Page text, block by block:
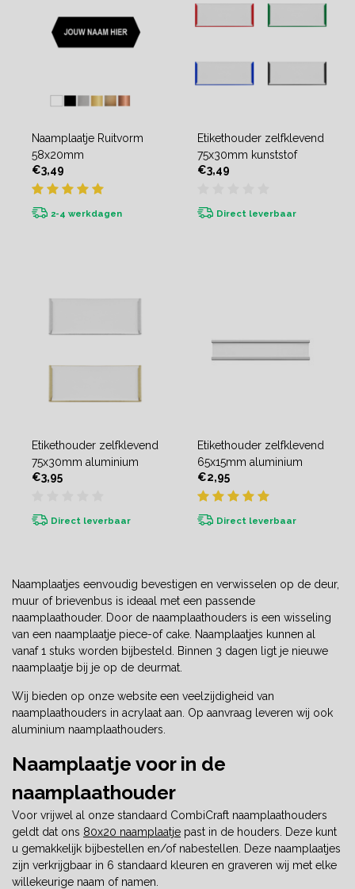
Naamplaatje Ruitvorm
58x20mm
€3,49
2-4 werkdagen
Etikethouder zelfklevend
75x30mm kunststof
€3,49
Direct leverbaar
Etikethouder zelfklevend
75x30mm aluminium
€3,95
Direct leverbaar
Etikethouder zelfklevend
65x15mm aluminium
€2,95
Direct leverbaar
Naamplaatjes eenvoudig bevestigen en verwisselen op de deur,
muur of brievenbus is ideaal met een passende
naamplaathouder. Door de naamplaathouders is een wisseling
van een naamplaatje piece-of cake. Naamplaatjes kunnen al
vanaf 1 stuks worden bijbesteld. Binnen 3 dagen ligt je nieuwe
naamplaatje bij je op de deurmat.
Wij bieden op onze website een veelzijdigheid van
naamplaathouders in acrylaat aan. Op aanvraag leveren wij ook
aluminium naamplaathouders.
Naamplaatje voor in de
naamplaathouder
Voor vrijwel al onze standaard CombiCraft naamplaathouders
geldt dat ons 80x20 naamplaatje past in de houders. Deze kunt
u gemakkelijk bijbestellen en/of nabestellen. Deze naamplaatjes
zijn verkrijgbaar in 6 standaard kleuren en graveren wij met elke
willekeurige naam of namen.